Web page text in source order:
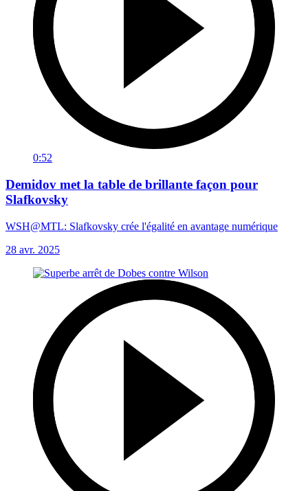
0:52
Demidov met la table de brillante façon pour
Slafkovsky
WSH@MTL: Slafkovsky crée l'égalité en avantage numérique
28 avr. 2025